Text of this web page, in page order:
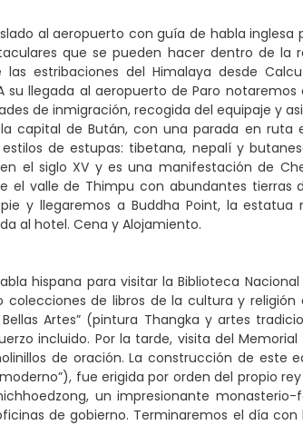
al aeropuerto con guía de habla
que se pueden hacer dentro de la
las estribaciones del Himalaya desde
su llegada al aeropuerto de Paro
de inmigración, recogida del equipaje y
capital de Bután, con una parada en
de estupas: tibetana, nepalí y
el siglo XV y es una manifestación de
el valle de Thimpu con abundantes tierras
y llegaremos a Buddha Point, la
al hotel. Cena y Alojamiento.
hispana para visitar la Biblioteca
de libros de la cultura y
Artes” (pintura Thangka y artes
incluido. Por la tarde, visita del
de oración. La construcción de este
fue erigida por orden del propio
un impresionante
de gobierno. Terminaremos el día